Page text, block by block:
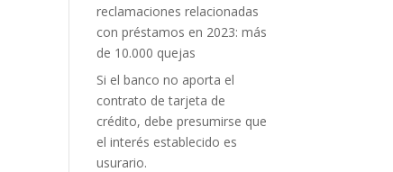
reclamaciones relacionadas
con préstamos en 2023: más
de 10.000 quejas
Si el banco no aporta el
contrato de tarjeta de
crédito, debe presumirse que
el interés establecido es
usurario.